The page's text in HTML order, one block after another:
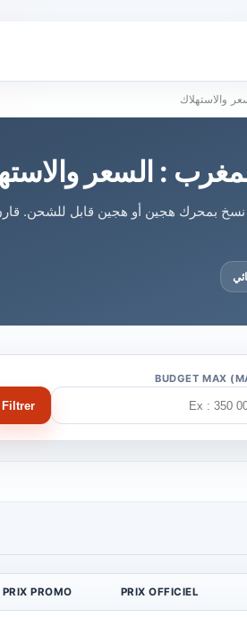
والاستهلاك
: السعر
بمحرك هجين أو هجين قابل للشحن. قارن
BUDGET MAX
Filtrer
PRIX OFFICIEL
PRIX PROMO